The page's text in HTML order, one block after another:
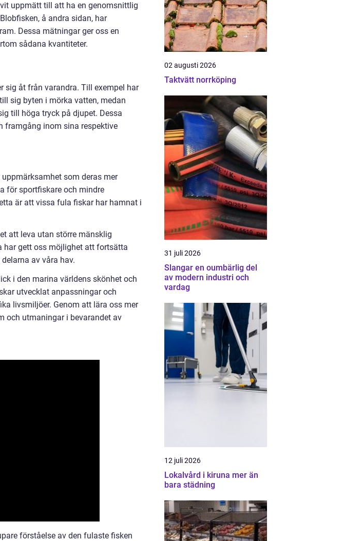
uppmätt till att ha en genomsnittlig
å andra sidan, har
Dessa mätningar ger oss en
sådana kvantiteter.
sig åt från varandra. Till exempel har
sig byten i mörka vatten, medan
till höga tryck på djupet. Dessa
framgång inom sina respektive
som deras mer
för sportfiskare och mindre
är att vissa fula fiskar har hamnat i
att leva utan större mänsklig
har gett oss möjlighet att fortsätta
av våra hav.
i den marina världens skönhet och
utvecklat anpassningar och
livsmiljöer. Genom att lära oss mer
och utmaningar i bevarandet av
förståelse av den fulaste fisken
02 augusti 2026
Taktvätt norrköping
31 juli 2026
Slangar en oumbärlig del
av modern industri och
vardag
12 juli 2026
Lokalvård i kiruna mer än
bara städning